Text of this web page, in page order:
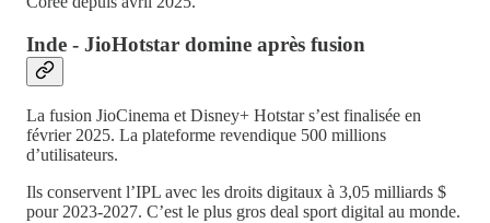
Inde - JioHotstar domine après fusion
La fusion JioCinema et Disney+ Hotstar s’est finalisée en
février 2025. La plateforme revendique 500 millions
d’utilisateurs.
Ils conservent l’IPL avec les droits digitaux à 3,05 milliards $
pour 2023-2027. C’est le plus gros deal sport digital au monde.